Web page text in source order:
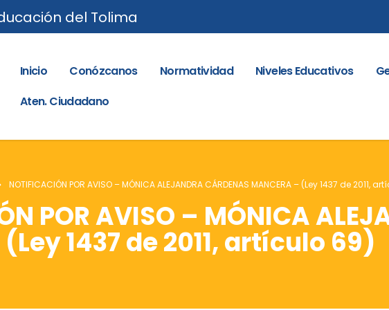
del Tolima
Inicio Conózcanos Normatividad Niveles Educativos
Aten. Ciudadano
NOTIFICACIÓN POR AVISO – MÓNICA ALEJANDRA CÁRDENAS MANCERA – (Ley 1437 de 2011,
POR AVISO – MÓNICA
(Ley 1437 de 2011, artículo 69)